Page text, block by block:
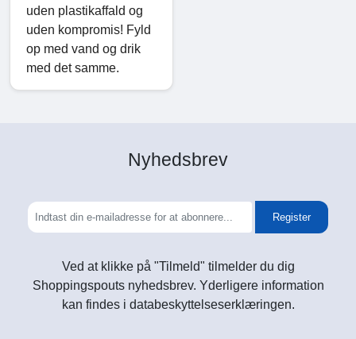
uden plastikaffald og
uden kompromis! Fyld
op med vand og drik
med det samme.
Nyhedsbrev
Register
Ved at klikke på "Tilmeld" tilmelder du dig
Shoppingspouts nyhedsbrev. Yderligere information
kan findes i databeskyttelseserklæringen.